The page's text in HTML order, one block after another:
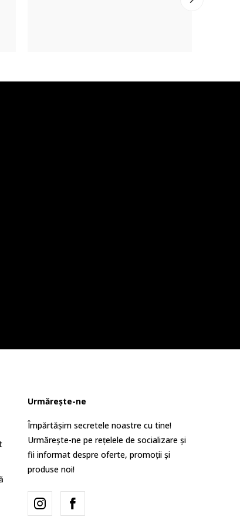
Urmărește-ne
Împărtășim secretele noastre cu tine!
Urmărește-ne pe rețelele de socializare și
fii informat despre oferte, promoții și
produse noi!